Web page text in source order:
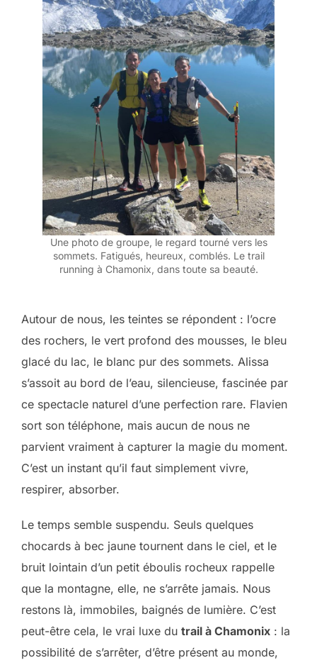
Une photo de groupe, le regard tourné vers les
sommets. Fatigués, heureux, comblés. Le trail
running à Chamonix, dans toute sa beauté.
Autour de nous, les teintes se répondent : l’ocre
des rochers, le vert profond des mousses, le bleu
glacé du lac, le blanc pur des sommets. Alissa
s’assoit au bord de l’eau, silencieuse, fascinée par
ce spectacle naturel d’une perfection rare. Flavien
sort son téléphone, mais aucun de nous ne
parvient vraiment à capturer la magie du moment.
C’est un instant qu’il faut simplement vivre,
respirer, absorber.
Le temps semble suspendu. Seuls quelques
chocards à bec jaune tournent dans le ciel, et le
bruit lointain d’un petit éboulis rocheux rappelle
que la montagne, elle, ne s’arrête jamais. Nous
restons là, immobiles, baignés de lumière. C’est
peut-être cela, le vrai luxe du trail à Chamonix : la
possibilité de s’arrêter, d’être présent au monde,